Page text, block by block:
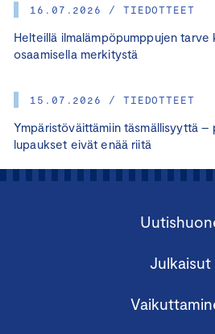
16.07.2026 / TIEDOTTEET
Helteillä ilmalämpöpumppujen tarve
osaamisella merkitystä
15.07.2026 / TIEDOTTEET
Ympäristöväittämiin täsmällisyyttä –
lupaukset eivät enää riitä
Julkaisut